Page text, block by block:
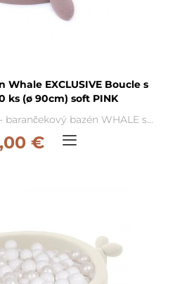
Whale EXCLUSIVE Boucle s
ks (ø 90cm) soft PINK
barančekový bazén WHALE s...
€